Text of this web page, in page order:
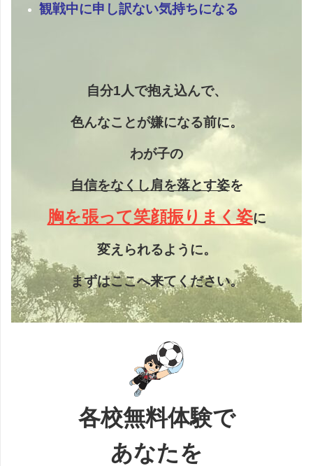
観戦中に申し訳ない気持ちになる
自分1人で抱え込んで、
色んなことが嫌になる前に。
わが子の
自信をなくし肩を落とす姿を
胸を張って笑顔振りまく姿に
変えられるように。
まずはここへ来てください。
各校無料体験で
あなたを